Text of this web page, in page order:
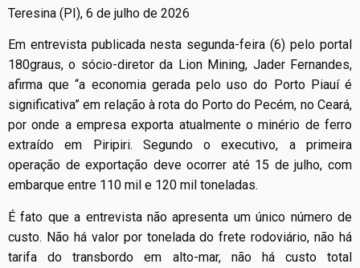
Teresina (PI), 6 de julho de 2026
Em entrevista publicada nesta segunda-feira (6) pelo portal
180graus, o sócio-diretor da Lion Mining, Jader Fernandes,
afirma que “a economia gerada pelo uso do Porto Piauí é
significativa” em relação à rota do Porto do Pecém, no Ceará,
por onde a empresa exporta atualmente o minério de ferro
extraído em Piripiri. Segundo o executivo, a primeira
operação de exportação deve ocorrer até 15 de julho, com
embarque entre 110 mil e 120 mil toneladas.
É fato que a entrevista não apresenta um único número de
custo. Não há valor por tonelada do frete rodoviário, não há
tarifa do transbordo em alto-mar, não há custo total